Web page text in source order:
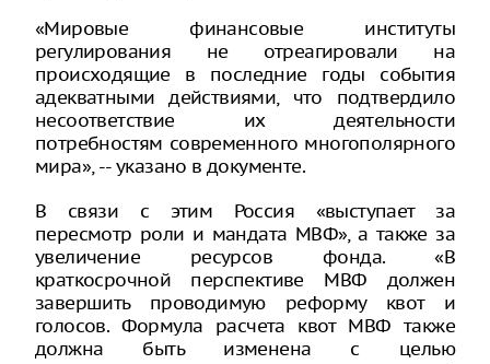
«Мировые финансовые институты
регулирования не отреагировали на
происходящие в последние годы события
адекватными действиями, что подтвердило
несоответствие их деятельности
потребностям современного многополярного
мира», -- указано в документе.
В связи с этим Россия «выступает за
пересмотр роли и мандата МВФ», а также за
увеличение ресурсов фонда. «В
краткосрочной перспективе МВФ должен
завершить проводимую реформу квот и
голосов. Формула расчета квот МВФ также
должна быть изменена с целью